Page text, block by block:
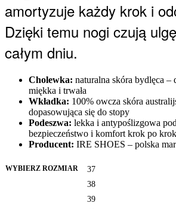
amortyzuje każdy krok i
Dzięki temu nogi czują
całym dniu.
Cholewka: naturalna skóra bydlęca
miękka i trwała
Wkładka: 100% owcza skóra
dopasowująca się do stopy
Podeszwa: lekka i antypoślizgowa
bezpieczeństwo i komfort krok po
Producent: IRE SHOES – polska
WYBIERZ ROZMIAR
37
38
39